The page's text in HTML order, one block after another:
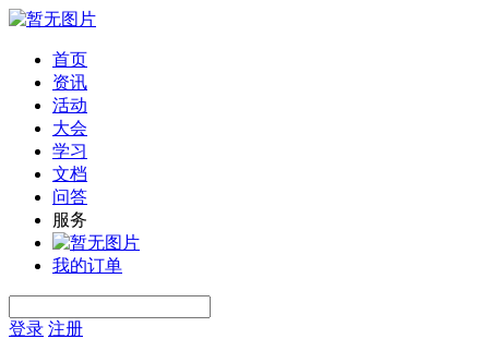
首页
资讯
活动
大会
学习
文档
问答
服务
我的订单
登录 注册